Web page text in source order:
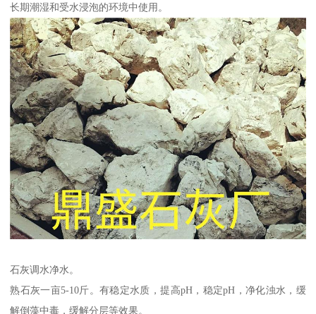
长期潮湿和受水浸泡的环境中使用。
石灰调水净水。
熟石灰一亩5-10斤。有稳定水质，提高pH，稳定pH，净化浊水，缓
解倒藻中毒，缓解分层等效果。